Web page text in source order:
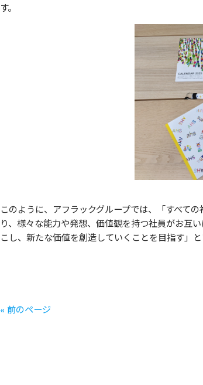
す。
このように、アフラックグループでは、「 すべて
り、様々な能力や発想、価値観を持つ社員がお互
こし、新たな価値を創造していくことを目指す」と
« 前のページ